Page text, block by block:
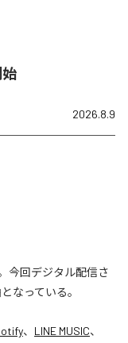
始
2026.8.9
今回デジタル配信さ
なっている。
、 LINE MUSIC、